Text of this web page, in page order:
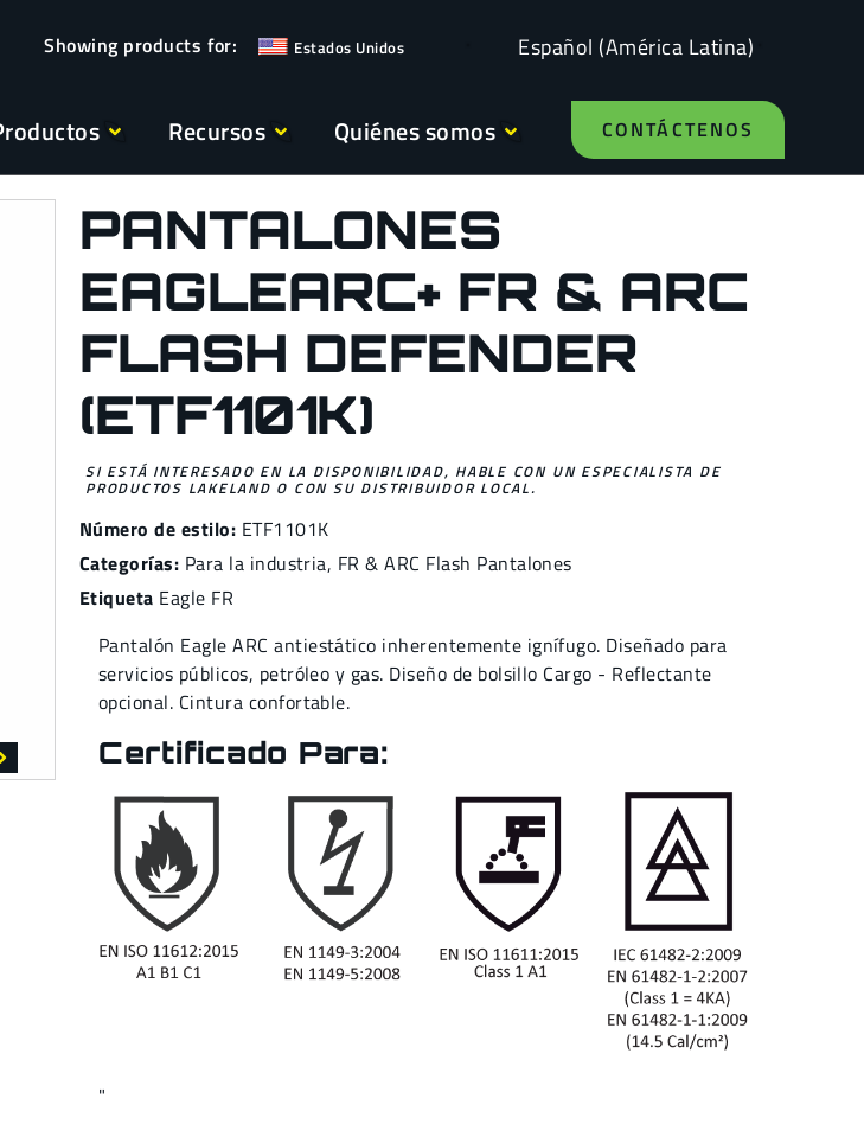
Estados Unidos Español (América Latina)
Recursos Quiénes somos CONTÁCTENOS
PANTALONES
EAGLEARC+ FR & ARC
FLASH DEFENDER
(ETF1101K)
SI ESTÁ INTERESADO EN LA DISPONIBILIDAD, HABLE CON UN ESPECIALISTA DE
PRODUCTOS LAKELAND O CON SU DISTRIBUIDOR LOCAL.
Número de estilo: ETF1101K
Categorías: Para la industria, FR & ARC Flash Pantalones
Etiqueta Eagle FR
Pantalón Eagle ARC antiestático inherentemente ignífugo. Diseñado para
servicios públicos, petróleo y gas. Diseño de bolsillo Cargo - Reflectante
opcional. Cintura confortable.
Certificado Para:
"